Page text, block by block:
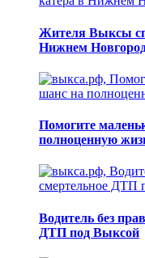
Жителя Выксы
Нижнем
Помогите
полноценную
Водитель без
ДТП под Выксой